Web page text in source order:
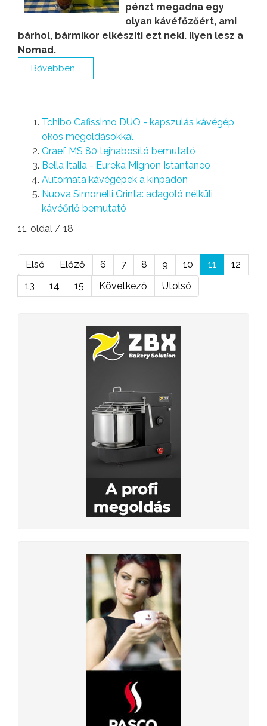
pénzt megadna egy
olyan kávéfőzőért, ami
bárhol, bármikor elkészíti ezt neki. Ilyen lesz a
Nomad.
Bővebben...
Tchibo Cafissimo DUO - kapszulás kávégép
okos megoldásokkal
Graef MS 80 tejhabosító bemutató
Bella Italia - Eureka Mignon Istantaneo
Automata kávégépek a kínpadon
Nuova Simonelli Grinta: adagoló nélküli
kávéőrlő bemutató
11. oldal / 18
Első Előző 6 7 8 9 10 11
12
13
14 15 Következő Utolsó